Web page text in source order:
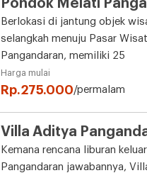
Pondok Melati
Berlokasi di jantung objek
selangkah menuju Pasar
Pangandaran, memiliki 25
Harga mulai
Rp.275.000/permalam
Villa Aditya
Kemana rencana liburan
Pangandaran jawabannya,